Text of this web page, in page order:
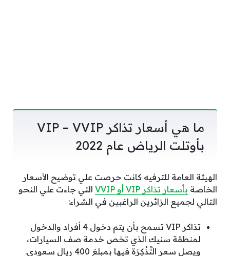
ما هي أسعار تذاكر VIP – VVIP
بأوتلت الرياض عام 2022
الهيئة العامة للترفيه كانت حرصت علي توضيح الأسعار
الخاصة بأسعار تذاكر VIP أو VVIP
التي جاءت علي النحو
التالي لجميع الزائرين الراغبين في الشراء:
تذاكر VIP تسمح بأن يتم دخول 4 أفراد والدخول
لمنطقة سنيك الذي تخص خدمة صف السيارات،
ويصل سعر التَّذْكِرَة فيها بمبلغ 400 ريال سعودي.